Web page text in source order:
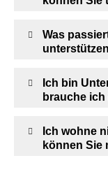
Was
Ich bin
brauche
Ich wohne
können Sie